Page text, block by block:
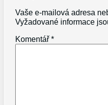
Vaše e-mailová adresa
Vyžadované informace
Komentář*